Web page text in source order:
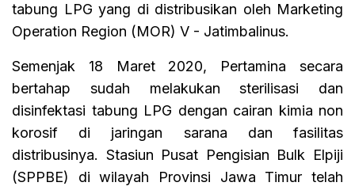
tabung LPG yang di distribusikan oleh Marketing
Operation Region (MOR) V - Jatimbalinus.
Semenjak 18 Maret 2020, Pertamina secara
bertahap sudah melakukan sterilisasi dan
disinfektasi tabung LPG dengan cairan kimia non
korosif di jaringan sarana dan fasilitas
distribusinya. Stasiun Pusat Pengisian Bulk Elpiji
(SPPBE) di wilayah Provinsi Jawa Timur telah